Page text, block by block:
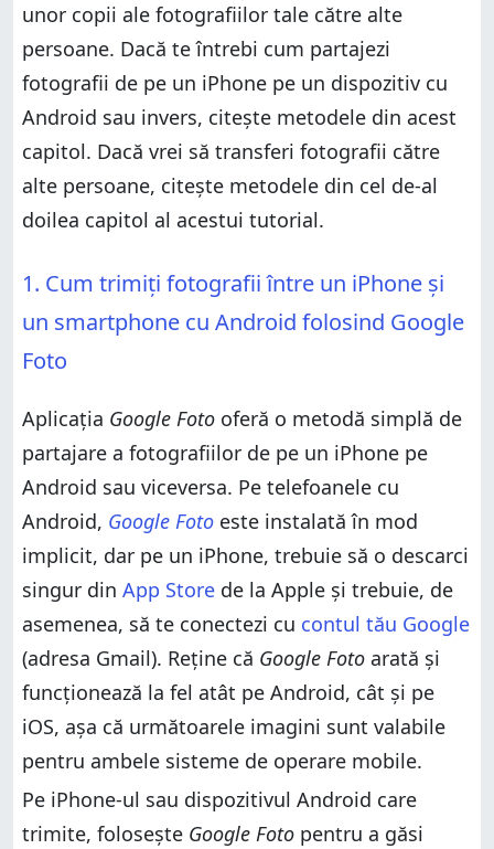
5. Cum transferi imagini între iPhone și Android
folosind un cablu și un PC
Care este modul tău preferat de a transfera
fotografii între iPhone și Android?
unor copii ale fotografiilor tale către alte
persoane. Dacă te întrebi cum partajezi
fotografii de pe un iPhone pe un dispozitiv cu
Android sau invers, citește metodele din acest
capitol. Dacă vrei să transferi fotografii către
alte persoane, citește metodele din cel de-al
doilea capitol al acestui tutorial.
1. Cum trimiți fotografii între un iPhone și
un smartphone cu Android folosind Google
Foto
Aplicația Google Foto oferă o metodă simplă de
partajare a fotografiilor de pe un iPhone pe
Android sau viceversa. Pe telefoanele cu
Android, Google Foto este instalată în mod
implicit, dar pe un iPhone, trebuie să o descarci
singur din App Store de la Apple și trebuie, de
asemenea, să te conectezi cu contul tău Google
(adresa Gmail). Reține că Google Foto arată și
funcționează la fel atât pe Android, cât și pe
iOS, așa că următoarele imagini sunt valabile
pentru ambele sisteme de operare mobile.
Pe iPhone-ul sau dispozitivul Android care
trimite, folosește Google Foto pentru a găsi